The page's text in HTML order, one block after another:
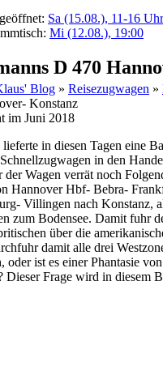
Sa (15.08.), 11-16 Uhr
Mi (12.08.), 19:00
D 470
Blog » Reisezugwagen »
Konstanz
im Juni 2018
in diesen Tagen eine
in den
der Wagen verrät noch
Hannover Hbf- Bebra-
Villingen nach Konstanz,
zum Bodensee. Damit fuhr
über die
damit alle drei
ist es einer Phantasie
Dieser Frage wird in diesem